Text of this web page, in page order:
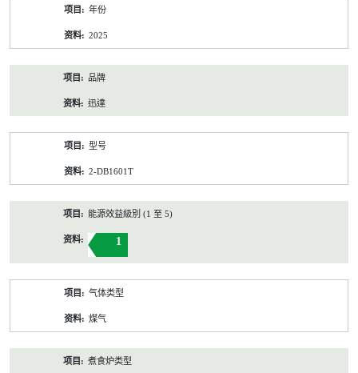
年份
2025
品牌
迅達
型号
2-DB1601T
能源效益級別 (1 至 5)
1
气体类型
煤气
煮食炉类型